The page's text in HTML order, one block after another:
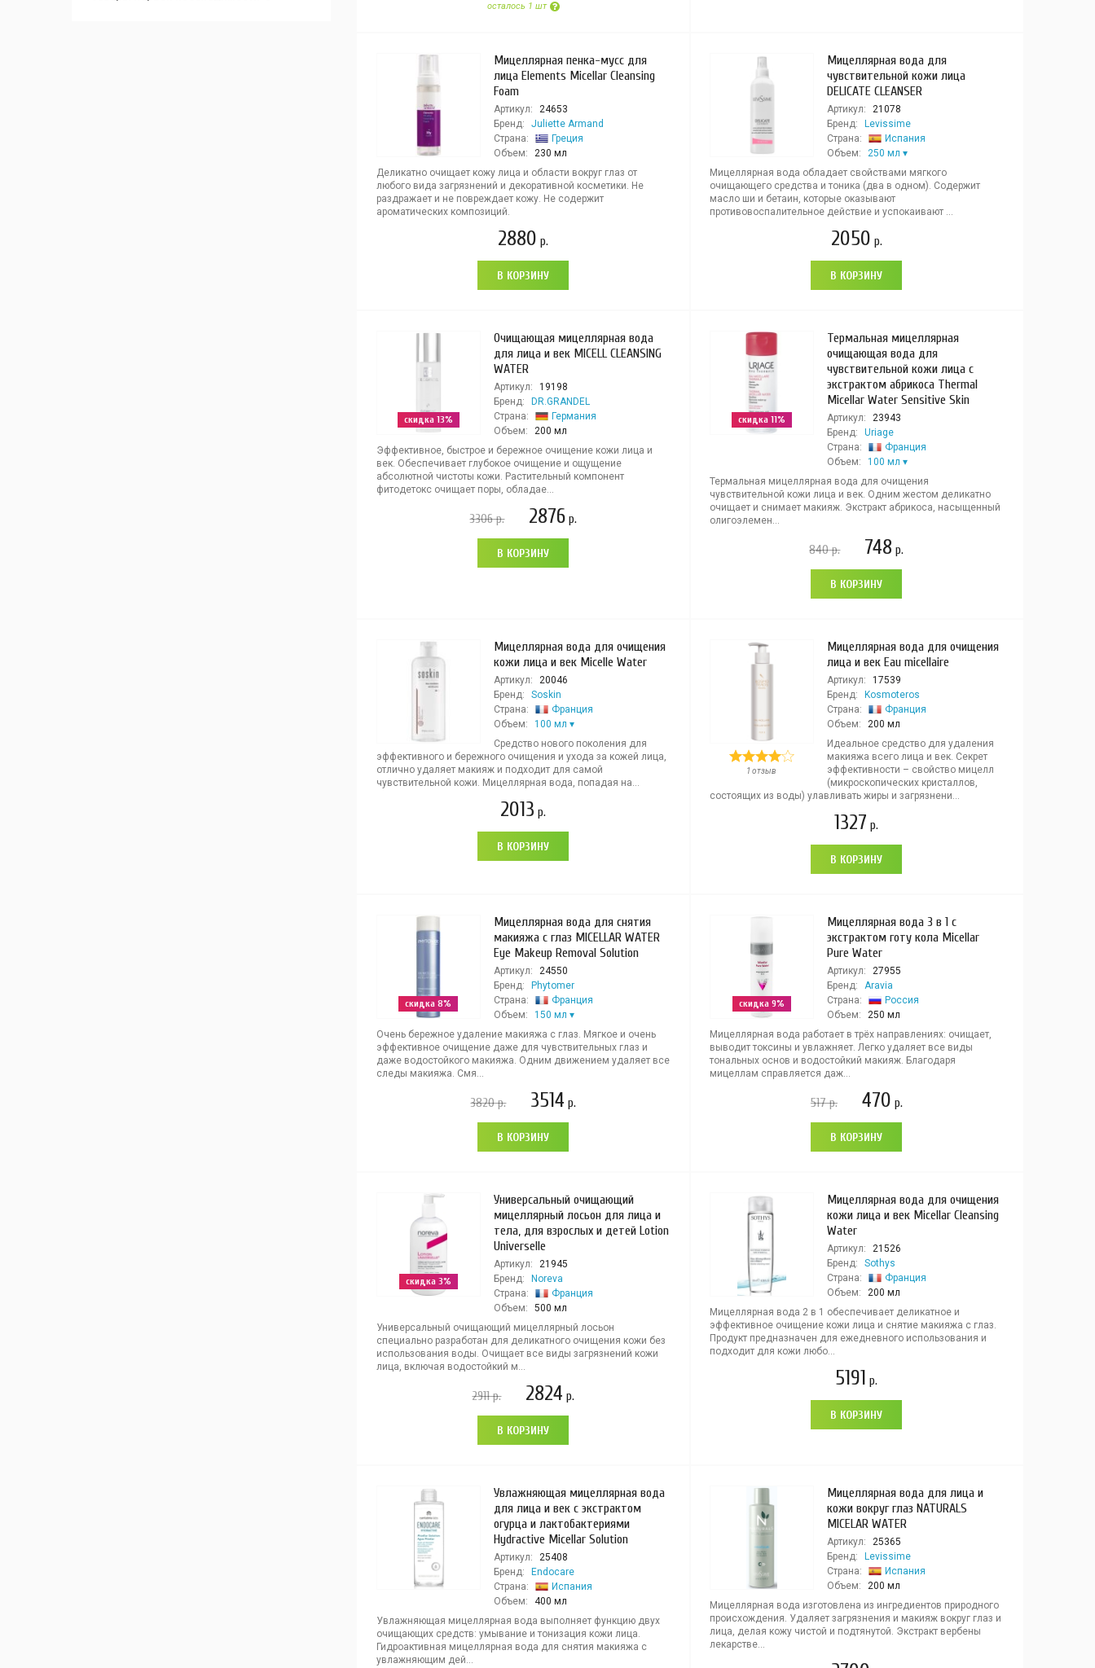
осталось 1 шт
Мицеллярная пенка-мусс для
лица Elements Micellar Cleansing
Foam
Артикул:
24653
Бренд:
Juliette Armand
Страна:
Греция
Объем:
230 мл
Деликатно очищает кожу лица и области вокруг глаз от
любого вида загрязнений и декоративной косметики. Не
раздражает и не повреждает кожу. Не содержит
ароматических композиций.
2880 р.
В КОРЗИНУ
Мицеллярная вода для
чувствительной кожи лица
DELICATE CLEANSER
Артикул:
21078
Бренд:
Levissime
Страна:
Испания
Объем:
250 мл
Мицеллярная вода обладает свойствами мягкого
очищающего средства и тоника (два в одном). Содержит
масло ши и бетаин, которые оказывают
противовоспалительное действие и успокаивают ...
2050 р.
В КОРЗИНУ
скидка 13%
Очищающая мицеллярная вода
для лица и век MICELL CLEANSING
WATER
Артикул:
19198
Бренд:
DR.GRANDEL
Страна:
Германия
Объем:
200 мл
Эффективное, быстрое и бережное очищение кожи лица и
век. Обеспечивает глубокое очищение и ощущение
абсолютной чистоты кожи. Растительный компонент
фитодетокс очищает поры, обладае...
3306р. 2876 р.
В КОРЗИНУ
скидка 11%
Термальная мицеллярная
очищающая вода для
чувствительной кожи лица с
экстрактом абрикоса Thermal
Micellar Water Sensitive Skin
Артикул:
23943
Бренд:
Uriage
Страна:
Франция
Объем:
100 мл
Термальная мицеллярная вода для очищения
чувствительной кожи лица и век. Одним жестом деликатно
очищает и снимает макияж. Экстракт абрикоса, насыщенный
олигоэлемен...
840р. 748 р.
В КОРЗИНУ
Мицеллярная вода для очищения
кожи лица и век Micelle Water
Артикул:
20046
Бренд:
Soskin
Страна:
Франция
Объем:
100 мл
Средство нового поколения для
эффективного и бережного очищения и ухода за кожей лица,
отлично удаляет макияж и подходит для самой
чувствительной кожи. Мицеллярная вода, попадая на...
2013 р.
В КОРЗИНУ
1 отзыв
Мицеллярная вода для очищения
лица и век Eau micellaire
Артикул:
17539
Бренд:
Kosmoteros
Страна:
Франция
Объем:
200 мл
Идеальное средство для удаления
макияжа всего лица и век. Секрет
эффективности – свойство мицелл
(микроскопических кристаллов,
состоящих из воды) улавливать жиры и загрязнени...
1327 р.
В КОРЗИНУ
скидка 8%
Мицеллярная вода для снятия
макияжа с глаз MICELLAR WATER
Eye Makeup Removal Solution
Артикул:
24550
Бренд:
Phytomer
Страна:
Франция
Объем:
150 мл
Очень бережное удаление макияжа с глаз. Мягкое и очень
эффективное очищение даже для чувствительных глаз и
даже водостойкого макияжа. Одним движением удаляет все
следы макияжа. Смя...
3820р. 3514 р.
В КОРЗИНУ
скидка 9%
Мицеллярная вода 3 в 1 с
экстрактом готу кола Micellar
Pure Water
Артикул:
27955
Бренд:
Aravia
Страна:
Россия
Объем:
250 мл
Мицеллярная вода работает в трёх направлениях: очищает,
выводит токсины и увлажняет. Легко удаляет все виды
тональных основ и водостойкий макияж. Благодаря
мицеллам справляется даж...
517р. 470 р.
В КОРЗИНУ
скидка 3%
Универсальный очищающий
мицеллярный лосьон для лица и
тела, для взрослых и детей Lotion
Universelle
Артикул:
21945
Бренд:
Noreva
Страна:
Франция
Объем:
500 мл
Универсальный очищающий мицеллярный лосьон
специально разработан для деликатного очищения кожи без
использования воды. Очищает все виды загрязнений кожи
лица, включая водостойкий м...
2911р. 2824 р.
В КОРЗИНУ
Мицеллярная вода для очищения
кожи лица и век Micellar Cleansing
Water
Артикул:
21526
Бренд:
Sothys
Страна:
Франция
Объем:
200 мл
Мицеллярная вода 2 в 1 обеспечивает деликатное и
эффективное очищение кожи лица и снятие макияжа с глаз.
Продукт предназначен для ежедневного использования и
подходит для кожи любо...
5191 р.
В КОРЗИНУ
Увлажняющая мицеллярная вода
для лица и век с экстрактом
огурца и лактобактериями
Hydractive Micellar Solution
Артикул:
25408
Бренд:
Endocare
Страна:
Испания
Объем:
400 мл
Увлажняющая мицеллярная вода выполняет функцию двух
очищающих средств: умывание и тонизация кожи лица.
Гидроактивная мицеллярная вода для снятия макияжа с
увлажняющим дей...
Мицеллярная вода для лица и
кожи вокруг глаз NATURALS
MICELAR WATER
Артикул:
25365
Бренд:
Levissime
Страна:
Испания
Объем:
200 мл
Мицеллярная вода изготовлена ​​из ингредиентов природного
происхождения. Удаляет загрязнения и макияж вокруг глаз и
лица, делая кожу чистой и подтянутой. Экстракт вербены
лекарстве...